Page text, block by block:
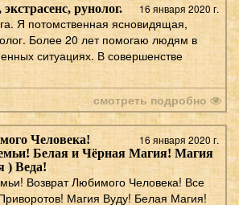
16 января 2020 г.
рунолог.
Я потомственная ясновидящая,
Более 20 лет помогаю людям в
ситуациях. В совершенстве
смотреть подробно
16 января 2020 г.
Человека!
Белая и Чёрная Магия! Магия
) Веда!
Возврат Любимого Человека! Все
Магия Вуду! Белая Магия!